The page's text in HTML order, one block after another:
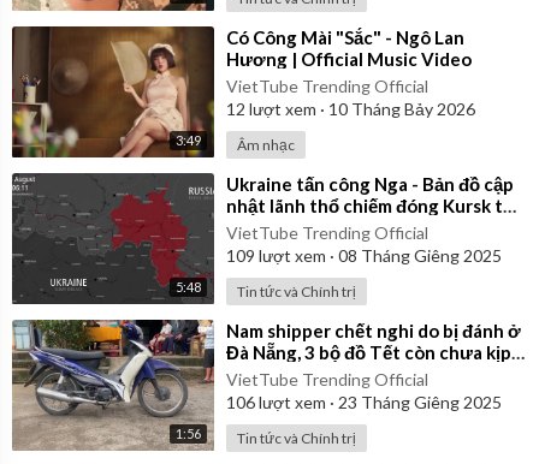
3:49
⁣Có Công Mài "Sắc" - Ngô Lan
Hương | Official Music Video
VietTube Trending Official
12 lượt xem · 10 Tháng Bảy 2026
Âm nhạc
5:48
⁣Ukraine tấn công Nga - Bản đồ cập
nhật lãnh thổ chiếm đóng Kursk từ
ngày 06/08/2024 đến 06/01/2025
VietTube Trending Official
109 lượt xem · 08 Tháng Giêng 2025
Tin tức và Chính trị
1:56
⁣Nam shipper chết nghi do bị đánh ở
Đà Nẵng, 3 bộ đồ Tết còn chưa kịp
mặc
VietTube Trending Official
106lượt xem · 23 Tháng Giêng 2025
Tin tức và Chính trị